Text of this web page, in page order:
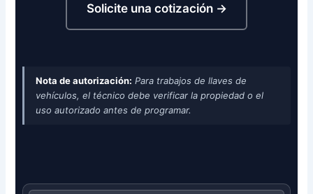
Solicite una cotización →
Nota de autorización: Para trabajos de llaves de
vehículos, el técnico debe verificar la propiedad o el
uso autorizado antes de programar.